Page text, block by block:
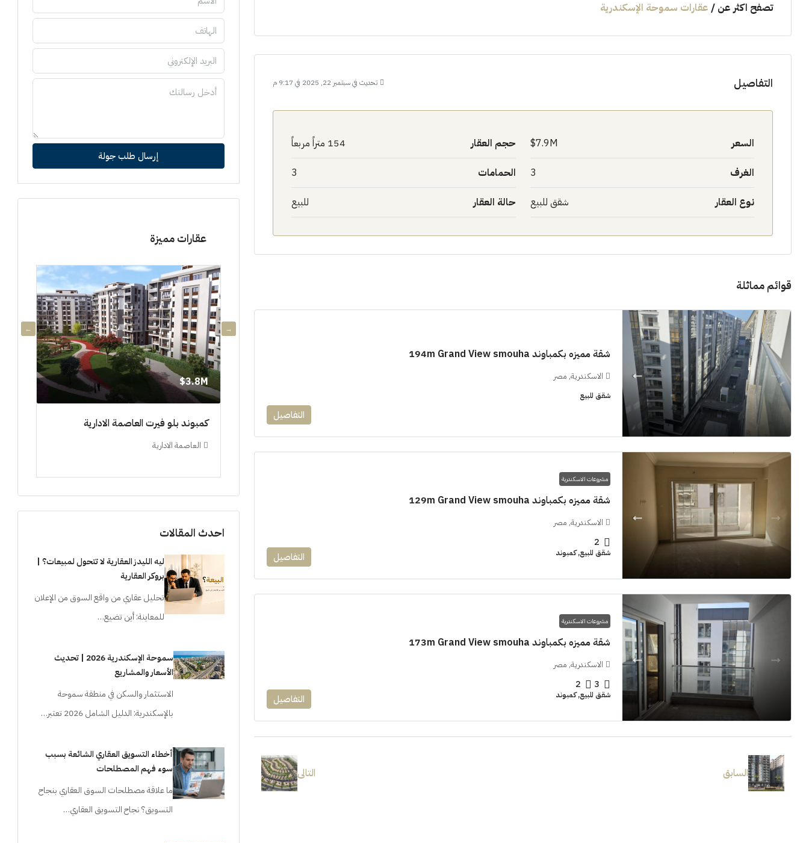
تصفح اكثر عن / عقارات سموحة الإسكندرية
التفاصيل تحديث في سبتمبر 22, 2025 في 9:17 م
السعر 7.9M$ حجم العقار 154 متراً مربعاً
الغرف 3 الحمامات 3
نوع العقار شقق للبيع حالة العقار للبيع
قوائم مماثلة
شقة مميزه بكمباوند 194m Grand View smouha
الاسكندرية, مصر
شقق للبيع
التفاصيل
مشروعات الاسكندرية
شقة مميزه بكمباوند 129m Grand View smouha
الاسكندرية, مصر
2
شقق للبيع, كمبوند التفاصيل
مشروعات الاسكندرية
شقة مميزه بكمباوند 173m Grand View smouha
الاسكندرية, مصر
3
2
شقق للبيع, كمبوند التفاصيل
السابق التالى
إرسال طلب جولة
عقارات مميزة
11M$
سنوات [ابراج ساويرس]
شقق للبيع, فلل, كمبوند
وقسط حتي ١٠ سنوات ( عاين وحدتك)
3.8M$
كمبوند بلو فيرت العاصمة الادارية
العاصمة الادارية
احدث المقالات
ليه الليدز العقارية لا تتحول لمبيعات؟ |
بروكر العقارية
تحليل عقاري من واقع السوق من الإعلان
للمعاينة: أين تضيع…
سموحة الإسكندرية 2026 | تحديث
الأسعار والمشاريع
الاستثمار والسكن في منطقة سموحة
بالإسكندرية: الدليل الشامل 2026 تعتبر…
أخطاء التسويق العقاري الشائعة بسبب
سوء فهم المصطلحات
ما علاقة مصطلحات السوق العقاري بنجاح
التسويق؟ نجاح التسويق العقاري…